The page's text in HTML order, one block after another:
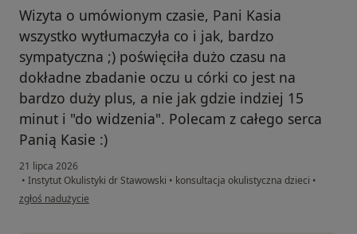
Wizyta o umówionym czasie, Pani Kasia
wszystko wytłumaczyła co i jak, bardzo
sympatyczna ;) poświęciła dużo czasu na
dokładne zbadanie oczu u córki co jest na
bardzo duży plus, a nie jak gdzie indziej 15
minut i "do widzenia". Polecam z całego serca
Panią Kasie :)
21 lipca 2026
• Instytut Okulistyki dr Stawowski • konsultacja okulistyczna dzieci •
w opinii użytkownika Justyna
zgłoś nadużycie